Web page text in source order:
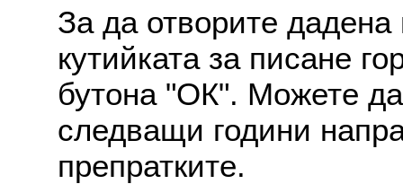
За да отворите
кутийката за писане
бутона "ОК". Можете
следващи години
препратките.